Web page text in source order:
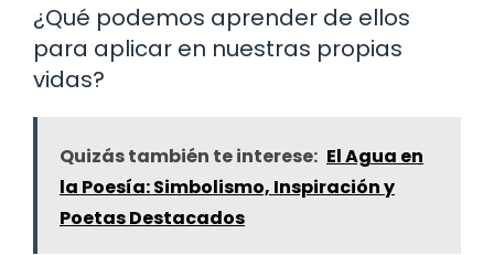
¿Qué podemos aprender de ellos
para aplicar en nuestras propias
vidas?
Quizás también te interese: El Agua en
la Poesía: Simbolismo, Inspiración y
Poetas Destacados